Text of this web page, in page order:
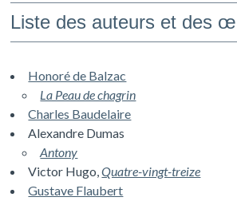
Liste des auteurs et des
Honoré de Balzac
La Peau de chagrin
Charles Baudelaire
Alexandre Dumas
Antony
Victor Hugo,Quatre-vingt-treize
Gustave Flaubert